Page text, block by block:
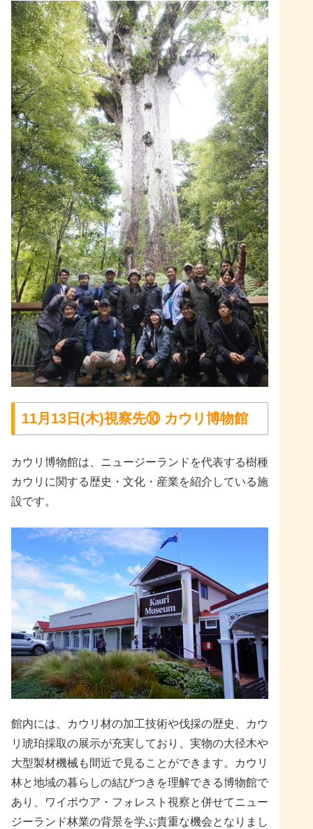
11月13日(木)視察先⑩ カウリ博物館
カウリ博物館は、ニュージーランドを代表する樹種
カウリに関する歴史・文化・産業を紹介している施
設です。
館内には、カウリ材の加工技術や伐採の歴史、カウ
リ琥珀採取の展示が充実しており、実物の大径木や
大型製材機械も間近で見ることができます。カウリ
林と地域の暮らしの結びつきを理解できる博物館で
あり、ワイポウア・フォレスト視察と併せてニュー
ジーランド林業の背景を学ぶ貴重な機会となりまし